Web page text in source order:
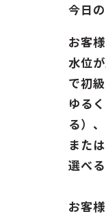
ガイド紹介
お問い合わせ
ENGLISH
今日
お客
水位
で初
ゆる
る）、
また
選べ
お客